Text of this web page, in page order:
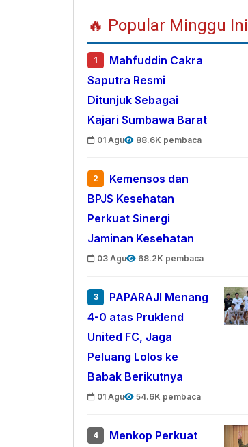
🔥 Popular Minggu Ini
1
Mahfuddin Cakra
Saputra Resmi
Ditunjuk Sebagai
Kajari Sumbawa Barat
01 Agu 88.6K pembaca
2
Kemensos dan
BPJS Kesehatan
Perkuat Sinergi
Jaminan Kesehatan
03 Agu 68.2K pembaca
3
PAPARAJI Menang
4-0 atas Pruklend
United FC, Jaga
Peluang Lolos ke
Babak Berikutnya
01 Agu 54.6K pembaca
4
Menkop Perkuat